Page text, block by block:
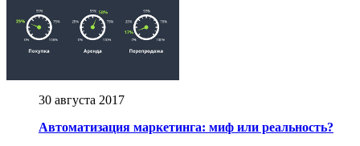
30 августа 2017
Автоматизация маркетинга: миф или реальность?